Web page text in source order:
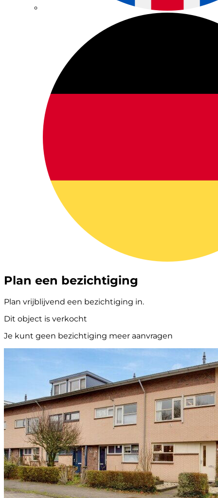
Plan een bezichtiging
Plan vrijblijvend een bezichtiging in.
Dit object is verkocht
Je kunt geen bezichtiging meer aanvragen